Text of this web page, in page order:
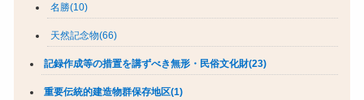
名勝(10)
天然記念物(66)
記録作成等の措置を講ずべき無形・民俗文化財(23)
重要伝統的建造物群保存地区(1)